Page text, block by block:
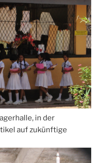
in der
auf zukünftige